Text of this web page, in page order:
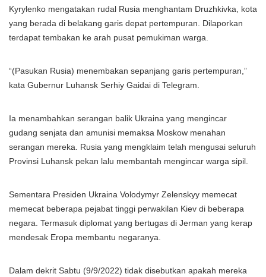
Kyrylenko mengatakan rudal Rusia menghantam Druzhkivka, kota
yang berada di belakang garis depat pertempuran. Dilaporkan
terdapat tembakan ke arah pusat pemukiman warga.
“(Pasukan Rusia) menembakan sepanjang garis pertempuran,”
kata Gubernur Luhansk Serhiy Gaidai di Telegram.
Ia menambahkan serangan balik Ukraina yang mengincar
gudang senjata dan amunisi memaksa Moskow menahan
serangan mereka. Rusia yang mengklaim telah mengusai seluruh
Provinsi Luhansk pekan lalu membantah mengincar warga sipil.
Sementara Presiden Ukraina Volodymyr Zelenskyy memecat
memecat beberapa pejabat tinggi perwakilan Kiev di beberapa
negara. Termasuk diplomat yang bertugas di Jerman yang kerap
mendesak Eropa membantu negaranya.
Dalam dekrit Sabtu (9/9/2022) tidak disebutkan apakah mereka